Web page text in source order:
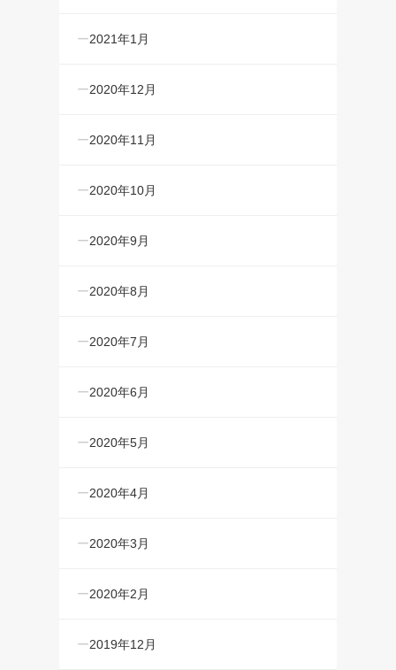
2021年1月
2020年12月
2020年11月
2020年10月
2020年9月
2020年8月
2020年7月
2020年6月
2020年5月
2020年4月
2020年3月
2020年2月
2019年12月